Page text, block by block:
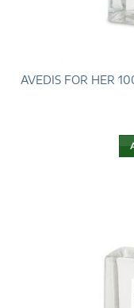
AVEDIS FOR HER